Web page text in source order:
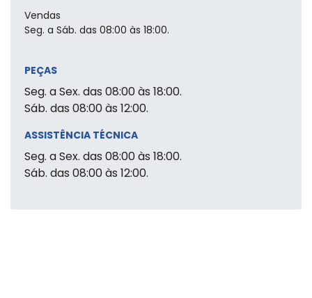
Vendas
Seg. a Sáb. das 08:00 às 18:00.
PEÇAS
Seg. a Sex. das 08:00 às 18:00.
Sáb. das 08:00 às 12:00.
ASSISTÊNCIA TÉCNICA
Seg. a Sex. das 08:00 às 18:00.
Sáb. das 08:00 às 12:00.